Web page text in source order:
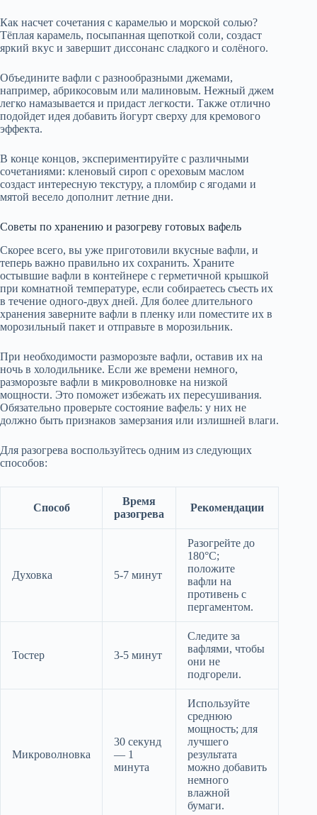
Как насчет сочетания с карамелью и морской солью?
Тёплая карамель, посыпанная щепоткой соли, создаст
яркий вкус и завершит диссонанс сладкого и солёного.
Объедините вафли с разнообразными джемами,
например, абрикосовым или малиновым. Нежный джем
легко намазывается и придаст легкости. Также отлично
подойдет идея добавить йогурт сверху для кремового
эффекта.
В конце концов, экспериментируйте с различными
сочетаниями: кленовый сироп с ореховым маслом
создаст интересную текстуру, а пломбир с ягодами и
мятой весело дополнит летние дни.
Советы по хранению и разогреву готовых вафель
Скорее всего, вы уже приготовили вкусные вафли, и
теперь важно правильно их сохранить. Храните
остывшие вафли в контейнере с герметичной крышкой
при комнатной температуре, если собираетесь съесть их
в течение одного-двух дней. Для более длительного
хранения заверните вафли в пленку или поместите их в
морозильный пакет и отправьте в морозильник.
При необходимости разморозьте вафли, оставив их на
ночь в холодильнике. Если же времени немного,
разморозьте вафли в микроволновке на низкой
мощности. Это поможет избежать их пересушивания.
Обязательно проверьте состояние вафель: у них не
должно быть признаков замерзания или излишней влаги.
Для разогрева воспользуйтесь одним из следующих
способов:
Способ
Время
разогрева
Рекомендации
Духовка 5-7 минут
Разогрейте до
180°C;
положите
вафли на
противень с
пергаментом.
Тостер 3-5 минут
Следите за
вафлями, чтобы
они не
подгорели.
Микроволновка
30 секунд
— 1
минута
Используйте
среднюю
мощность; для
лучшего
результата
можно добавить
немного
влажной
бумаги.